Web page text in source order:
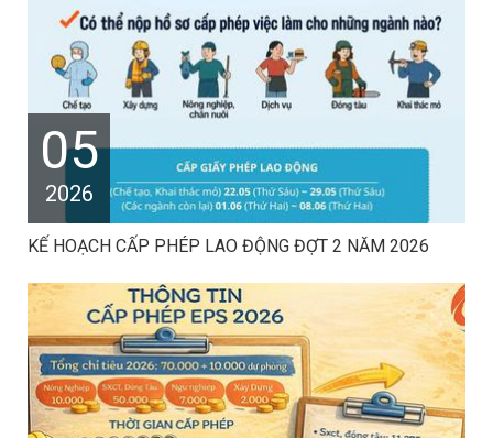
05
2026
KẾ HOẠCH CẤP PHÉP LAO ĐỘNG ĐỢT 2 NĂM 2026